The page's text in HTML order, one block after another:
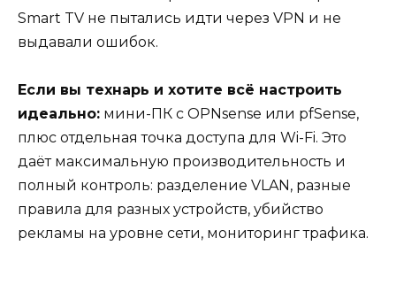
Smart TV не пытались идти через VPN и не
выдавали ошибок.
Если вы технарь и хотите всё настроить
идеально: мини-ПК с OPNsense или pfSense,
плюс отдельная точка доступа для Wi-Fi. Это
даёт максимальную производительность и
полный контроль: разделение VLAN, разные
правила для разных устройств, убийство
рекламы на уровне сети, мониторинг трафика.